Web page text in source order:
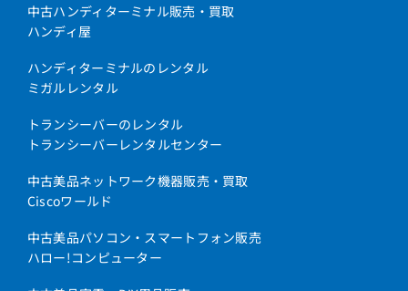
中古ハンディターミナル販売・買取
ハンディ屋
ハンディターミナルのレンタル
ミガルレンタル
トランシーバーのレンタル
トランシーバーレンタルセンター
中古美品ネットワーク機器販売・買取
Ciscoワールド
中古美品パソコン・スマートフォン販売
ハロー!コンピューター